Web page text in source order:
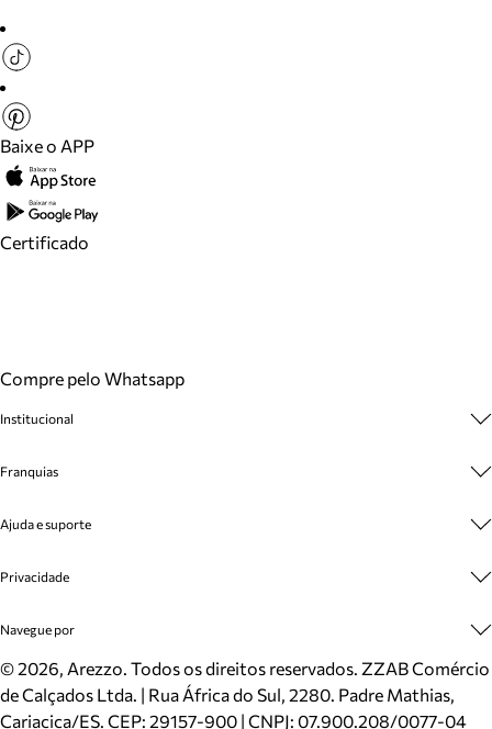
Baixe o APP
Certificado
Compre pelo Whatsapp
Institucional
Cashback
Venda Corporativa
Mapa do Site
Inverno
Mundo Arezzo
Franquias
Plano de Negócio
Ajuda e suporte
Cadastro
Meus Pedidos
Trocas e Devoluções
Cartão Presente
Localizador de lojas
Privacidade
Politica e Privacidade
Navegue por
Sapatos
Bolsas
Scarpins
©2026, Arezzo. Todos os direitos reservados. ZZAB Comércio
de Calçados Ltda. | Rua África do Sul, 2280. Padre Mathias,
Cariacica/ES. CEP: 29157-900 | CNPJ: 07.900.208/0077-04